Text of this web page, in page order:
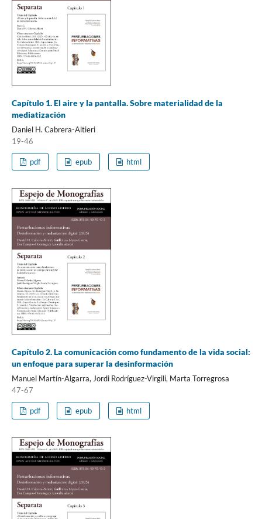
Capítulo 1. El aire y la pantalla. Sobre materialidad de la
mediatización
Daniel H. Cabrera-Altieri
19-46
pdf epub html
Capítulo 2. La comunicación como fundamento de la vida social:
un enfoque para superar la desinformación
Manuel Martín-Algarra, Jordi Rodríguez-Virgili, Marta Torregrosa
47-67
pdf epub html